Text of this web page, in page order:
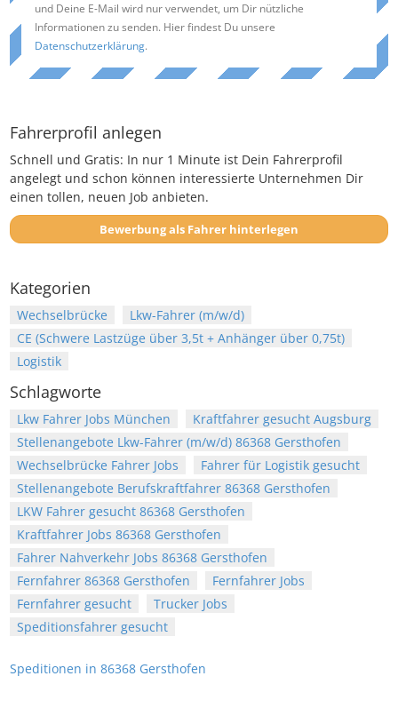
und Deine E-Mail wird nur verwendet, um Dir nützliche
Informationen zu senden. Hier findest Du unsere
Datenschutzerklärung.
Fahrerprofil anlegen
Schnell und Gratis: In nur 1 Minute ist Dein Fahrerprofil
angelegt und schon können interessierte Unternehmen Dir
einen tollen, neuen Job anbieten.
Bewerbung als Fahrer hinterlegen
Kategorien
Wechselbrücke
Lkw-Fahrer (m/w/d)
CE (Schwere Lastzüge über 3,5t + Anhänger über 0,75t)
Logistik
Schlagworte
Lkw Fahrer Jobs München
Kraftfahrer gesucht Augsburg
Stellenangebote Lkw-Fahrer (m/w/d) 86368 Gersthofen
Wechselbrücke Fahrer Jobs
Fahrer für Logistik gesucht
Stellenangebote Berufskraftfahrer 86368 Gersthofen
LKW Fahrer gesucht 86368 Gersthofen
Kraftfahrer Jobs 86368 Gersthofen
Fahrer Nahverkehr Jobs 86368 Gersthofen
Fernfahrer 86368 Gersthofen
Fernfahrer Jobs
Fernfahrer gesucht
Trucker Jobs
Speditionsfahrer gesucht
Speditionen in 86368 Gersthofen